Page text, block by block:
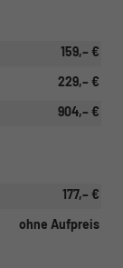
159,– €
229,– €
904,– €
177,– €
ohne Aufpreis